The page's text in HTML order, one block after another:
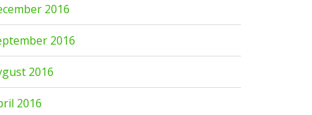
2016
2016
2016
2016